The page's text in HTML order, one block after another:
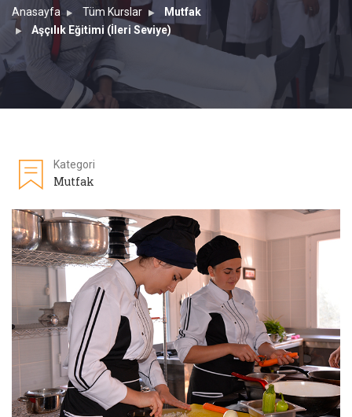
Anasayfa Tüm Kurslar
Mutfak
Aşçılık Eğitimi (İleri Seviye)
Kategori
Mutfak